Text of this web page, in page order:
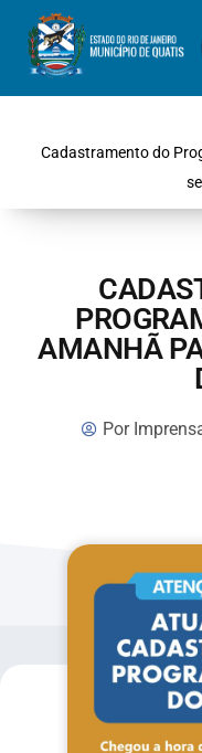
Cadastramento do
AMANHÃ
Por